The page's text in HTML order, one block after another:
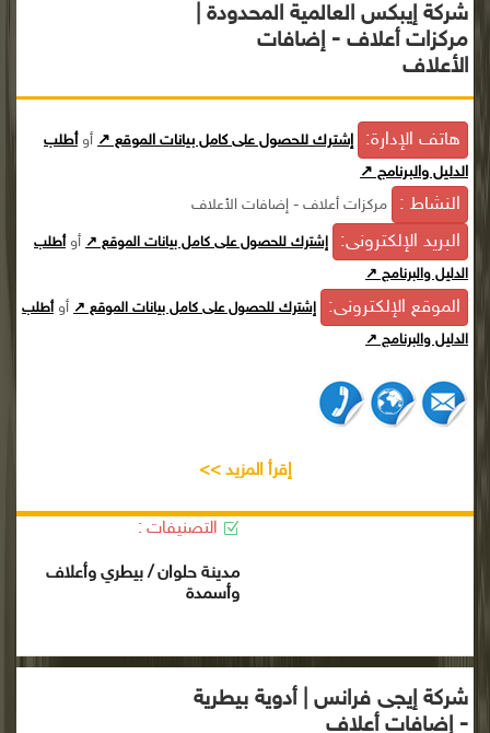
شركة إيبكس العالمية المحدودة |
مركزات أعلاف - إضافات
الأعلاف
هاتف الإدارة: إشترك للحصول على كامل بيانات الموقع ↗ أوأطلب
الدليل والبرنامج ↗
النشاط : مركزات أعلاف - إضافات الأعلاف
البريد الإلكترونى: إشترك للحصول على كامل بيانات الموقع ↗ أوأطلب
الدليل والبرنامج ↗
الموقع الإلكترونى: إشترك للحصول على كامل بيانات الموقع ↗ أوأطلب
الدليل والبرنامج ↗
إقرأ المزيد >>
التصنيفات :
مدينة حلوان / بيطري وأعلاف
وأسمدة
شركة إيجى فرانس | أدوية بيطرية
- إضافات أعلاف